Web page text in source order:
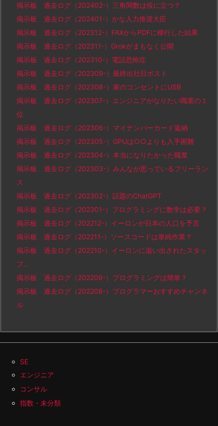
掲示板 過去ログ（202402-）三角関数は役に立つ？
掲示板 過去ログ（202401-）かな入力推奨大臣
掲示板 過去ログ（202312-）FAXからPDFに移行した結果
掲示板 過去ログ（202311-）Grokがまもなく公開
掲示板 過去ログ（202310-）電話恐怖症
掲示板 過去ログ（202309-）最終出社日ポスト
掲示板 過去ログ（202308-）家のコンセントにUSB
掲示板 過去ログ（202307-）エンジニアがなりたい職業の１
位
掲示板 過去ログ（202306-）マイナンバーカード返納
掲示板 過去ログ（202305-）GPUは○○よりも入手困難
掲示板 過去ログ（202304-）本当になりたかった職業
掲示板 過去ログ（202303-）みんなが思っているフリーラン
ス
掲示板 過去ログ（202302-）話題のChatGPT
掲示板 過去ログ（202301-）プログラミングに数学は必要？
掲示板 過去ログ（202212-）イーロンが日本の人口を予言
掲示板 過去ログ（202211-）ソースコードは単純作業？
掲示板 過去ログ（202210-）イーロンに追い出されたスタッ
フ…
掲示板 過去ログ（202209-）プログラミングは簡単？
掲示板 過去ログ（202208-）プログラマーおすすめチャンネ
ル
SE
エンジニア
コンサル
指数・未分類